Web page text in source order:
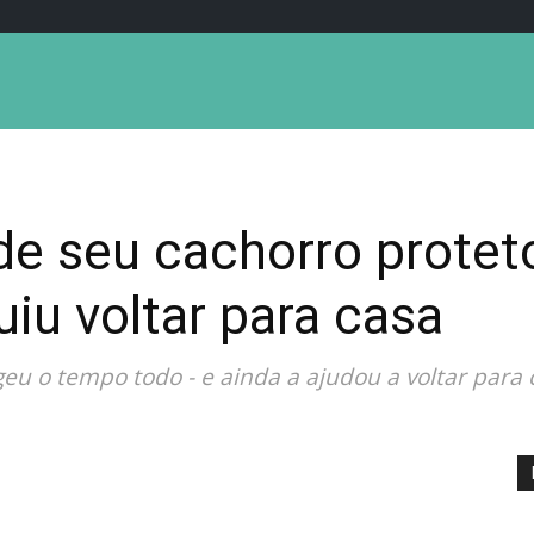
seu cachorro
voltar para casa
o tempo todo - e ainda a ajudou a voltar para